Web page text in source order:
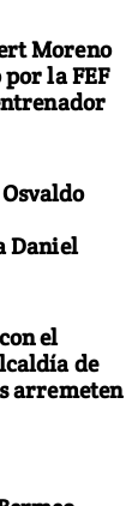
Moreno
la FEF
Daniel
el
de
arremeten